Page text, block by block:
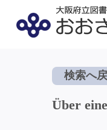
検索へ
Über